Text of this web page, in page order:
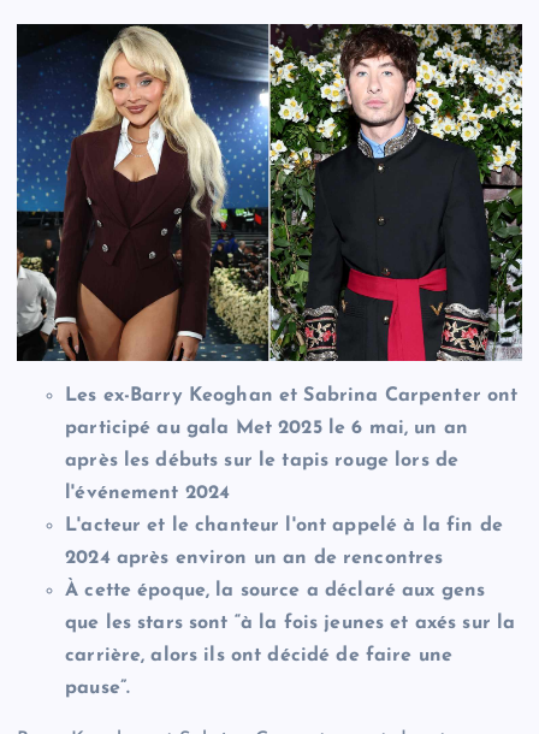
Les ex-Barry Keoghan et Sabrina Carpenter ont
participé au gala Met 2025 le 6 mai, un an
après les débuts sur le tapis rouge lors de
l'événement 2024
L'acteur et le chanteur l'ont appelé à la fin de
2024 après environ un an de rencontres
À cette époque, la source a déclaré aux gens
que les stars sont “à la fois jeunes et axés sur la
carrière, alors ils ont décidé de faire une
pause”.